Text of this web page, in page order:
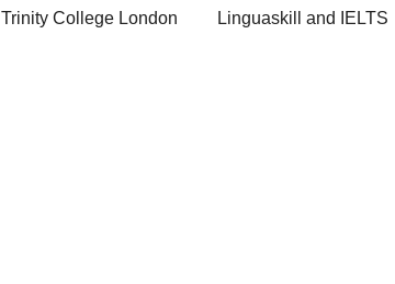
Trinity College London Linguaskill and IELTS